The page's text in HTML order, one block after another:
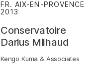
FR. AIX-EN-PROVENCE
2013
Conservatoire
Darius Milhaud
Kengo Kuma & Associates